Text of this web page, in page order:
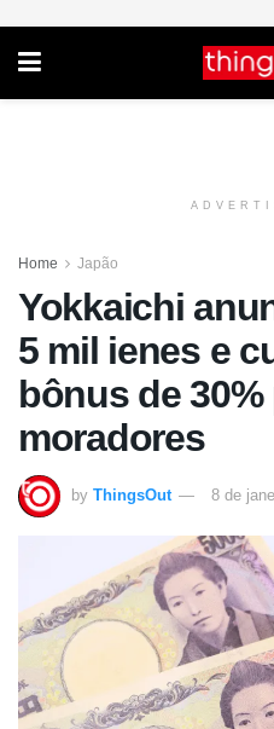
Home Japão
Yokkaichi
5 mil ienes e
bônus de 30%
moradores
by ThingsOut 8 de